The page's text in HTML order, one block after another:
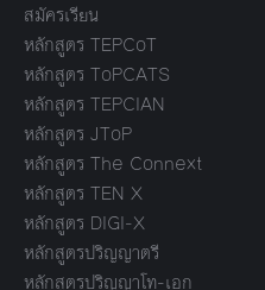
สมัครเรียน
หลักสูตร TEPCoT
หลักสูตร ToPCATS
หลักสูตร TEPCIAN
หลักสูตร JToP
หลักสูตร The Connext
หลักสูตร TEN X
หลักสูตร DIGI-X
หลักสูตรปริญญาตรี
หลักสูตรปริญญาโท-เอก